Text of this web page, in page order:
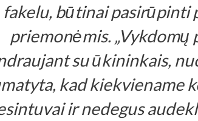
fakelu, būtinai pasirūpinti
priemonėmis.
su ūkininkais,
kad kiekviename
ir nedegus